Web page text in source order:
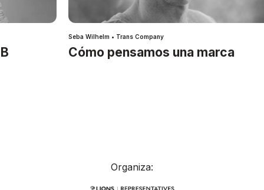
Seba Wilhelm • Trans Company
Cómo pensamos una marca
Organiza: